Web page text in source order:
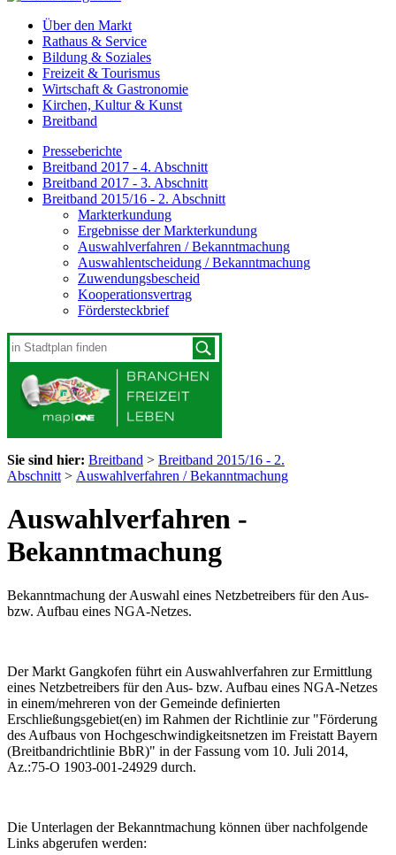
Über den Markt
Rathaus & Service
Bildung & Soziales
Freizeit & Tourismus
Wirtschaft & Gastronomie
Kirchen, Kultur & Kunst
Breitband
Presseberichte
Breitband 2017 - 4. Abschnitt
Breitband 2017 - 3. Abschnitt
Breitband 2015/16 - 2. Abschnitt
Markterkundung
Ergebnisse der Markterkundung
Auswahlverfahren / Bekanntmachung
Auswahlentscheidung / Bekanntmachung
Zuwendungsbescheid
Kooperationsvertrag
Fördersteckbrief
Sie sind hier: Breitband > Breitband 2015/16 - 2.
Abschnitt > Auswahlverfahren / Bekanntmachung
Auswahlverfahren -
Bekanntmachung
Bekanntmachung der Auswahl eines Netzbetreibers für den Aus-
bzw. Aufbau eines NGA-Netzes.
Der Markt Gangkofen führt ein Auswahlverfahren zur Ermittlung
eines Netzbetreibers für den Aus- bzw. Aufbau eines NGA-Netzes
in einem/mehreren von der Gemeinde definierten
Erschließungsgebiet(en) im Rahmen der Richtlinie zur "Förderung
des Aufbaus von Hochgeschwindigkeitsnetzen im Freistatt Bayern
(Breitbandrichtlinie BbR)" in der Fassung vom 10. Juli 2014,
Az.:75-O 1903-001-24929 durch.
Die Unterlagen der Bekanntmachung können über nachfolgende
Links abgerufen werden: